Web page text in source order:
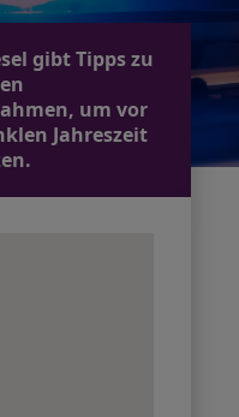
gibt Tipps zu
um vor
Jahreszeit